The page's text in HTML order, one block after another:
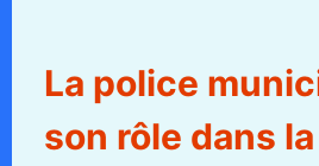
La police
son rôle dans